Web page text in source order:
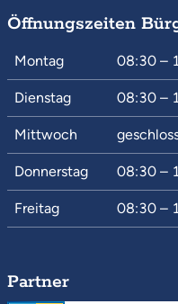
Öffnungszeiten
Montag 08:30 –
Dienstag 08:30 –
Mittwoch
Donnerstag 08:30 –
Freitag 08:30 –
Partner